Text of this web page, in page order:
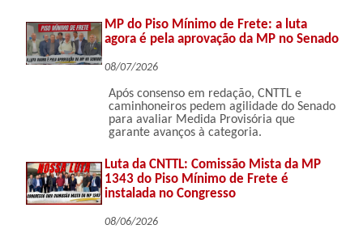
MP do Piso Mínimo de Frete: a luta
agora é pela aprovação da MP no Senado
08/07/2026
Após consenso em redação, CNTTL e
caminhoneiros pedem agilidade do Senado
para avaliar Medida Provisória que
garante avanços à categoria.
Luta da CNTTL: Comissão Mista da MP
1343 do Piso Mínimo de Frete é
instalada no Congresso
08/06/2026